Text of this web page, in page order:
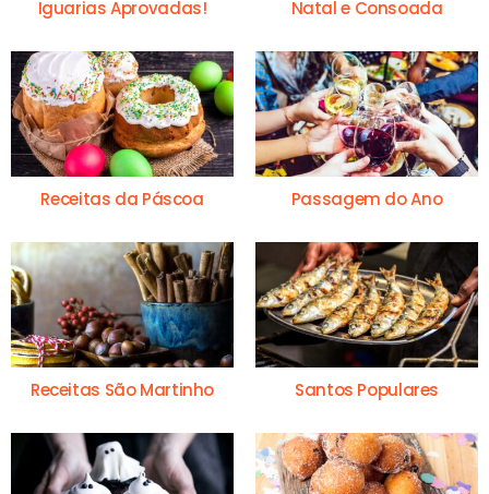
Iguarias Aprovadas! Natal e Consoada
Receitas da Páscoa Passagem do Ano
Receitas São Martinho Santos Populares